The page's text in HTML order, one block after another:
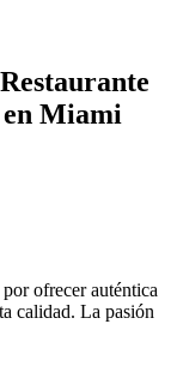
Miami
ofrecer auténtica
calidad. La pasión